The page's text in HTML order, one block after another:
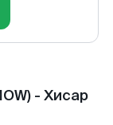
- Хисар